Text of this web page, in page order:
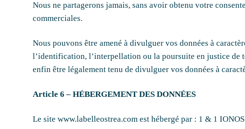
Nous ne partagerons jamais, sans avoir obtenu votre
commerciales.
Nous pouvons être amené à divulguer vos données à
l’identification, l’interpellation ou la poursuite en justice de
enfin être légalement tenu de divulguer vos données à
Article 6 – HÉBERGEMENT DES DONNÉES
Le site www.labelleostrea.com est hébergé par : 1 & 1